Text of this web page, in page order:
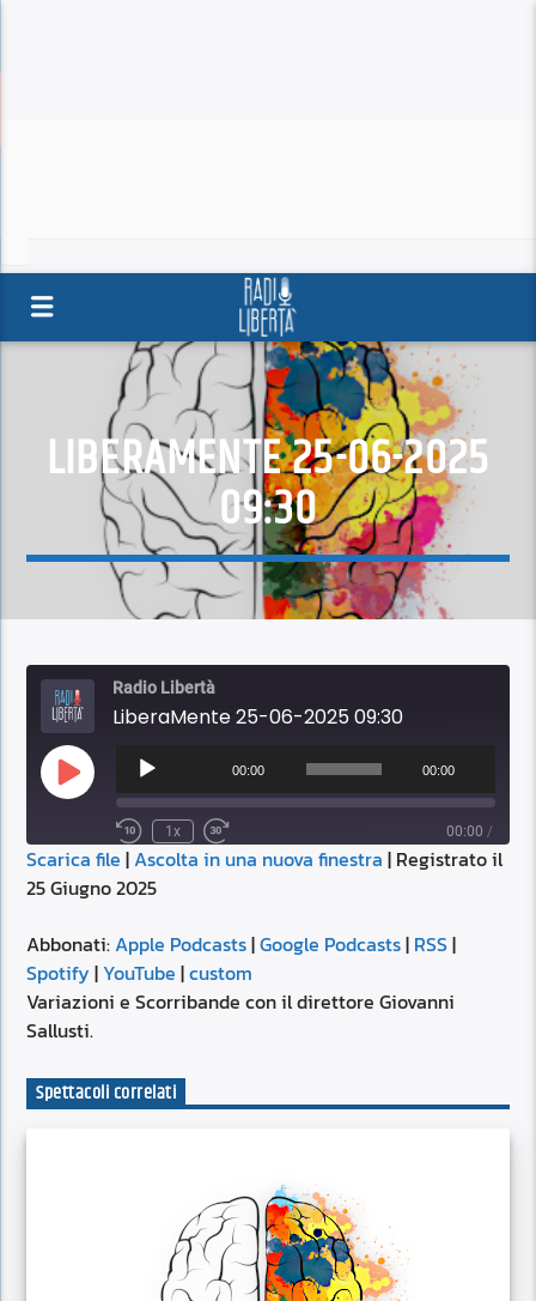
LIBERAMENTE 25-06-2025
09:30
Radio Libertà
LiberaMente 25-06-2025 09:30
Play
Episode
Audio
Player
00:00 00:00
1x 00:00 /
SUBSCRIBE SHARE
Apple Podcasts
YouTube
RSS FEED
SHARE
LINK
EMBED
Scarica file |Ascolta in una nuova finestra | Registrato il
25 Giugno 2025
Abbonati:Apple Podcasts|Google Podcasts| RSS|
Spotify | YouTube |custom
Variazioni e Scorribande con il direttore Giovanni
Sallusti.
Spettacoli correlati